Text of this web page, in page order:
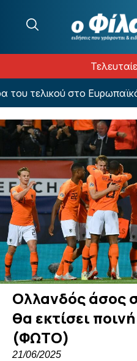
τελικού στο Ευρωπαϊκό
Ολλανδός άσος
θα εκτίσει
(ΦΩΤΟ)
21/06/2025